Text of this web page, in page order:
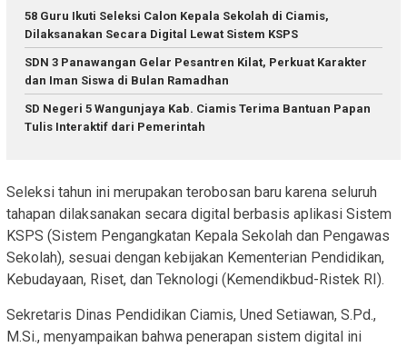
58 Guru Ikuti Seleksi Calon Kepala Sekolah di Ciamis,
Dilaksanakan Secara Digital Lewat Sistem KSPS
SDN 3 Panawangan Gelar Pesantren Kilat, Perkuat Karakter
dan Iman Siswa di Bulan Ramadhan
SD Negeri 5 Wangunjaya Kab. Ciamis Terima Bantuan Papan
Tulis Interaktif dari Pemerintah
Seleksi tahun ini merupakan terobosan baru karena seluruh
tahapan dilaksanakan secara digital berbasis aplikasi Sistem
KSPS (Sistem Pengangkatan Kepala Sekolah dan Pengawas
Sekolah), sesuai dengan kebijakan Kementerian Pendidikan,
Kebudayaan, Riset, dan Teknologi (Kemendikbud-Ristek RI).
Sekretaris Dinas Pendidikan Ciamis, Uned Setiawan, S.Pd.,
M.Si., menyampaikan bahwa penerapan sistem digital ini